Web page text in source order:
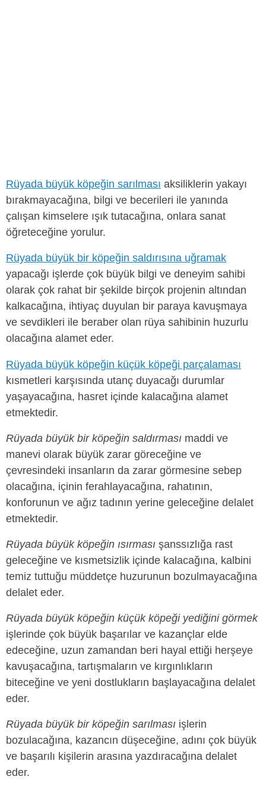
Rüyada büyük köpeğin sarılması aksiliklerin yakayı
bırakmayacağına, bilgi ve becerileri ile yanında
çalışan kimselere ışık tutacağına, onlara sanat
öğreteceğine yorulur.
Rüyada büyük bir köpeğin saldırısına uğramak
yapacağı işlerde çok büyük bilgi ve deneyim sahibi
olarak çok rahat bir şekilde birçok projenin altından
kalkacağına, ihtiyaç duyulan bir paraya kavuşmaya
ve sevdikleri ile beraber olan rüya sahibinin huzurlu
olacağına alamet eder.
Rüyada büyük köpeğin küçük köpeği parçalaması
kısmetleri karşısında utanç duyacağı durumlar
yaşayacağına, hasret içinde kalacağına alamet
etmektedir.
Rüyada büyük bir köpeğin saldırması maddi ve
manevi olarak büyük zarar göreceğine ve
çevresindeki insanların da zarar görmesine sebep
olacağına, içinin ferahlayacağına, rahatının,
konforunun ve ağız tadının yerine geleceğine delalet
etmektedir.
Rüyada büyük köpeğin ısırması şanssızlığa rast
geleceğine ve kısmetsizlik içinde kalacağına, kalbini
temiz tuttuğu müddetçe huzurunun bozulmayacağına
delalet eder.
Rüyada büyük köpeğin küçük köpeği yediğini görmek
işlerinde çok büyük başarılar ve kazançlar elde
edeceğine, uzun zamandan beri hayal ettiği herşeye
kavuşacağına, tartışmaların ve kırgınlıkların
biteceğine ve yeni dostlukların başlayacağına delalet
eder.
Rüyada büyük bir köpeğin sarılması işlerin
bozulacağına, kazancın düşeceğine, adını çok büyük
ve başarılı kişilerin arasına yazdıracağına delalet
eder.